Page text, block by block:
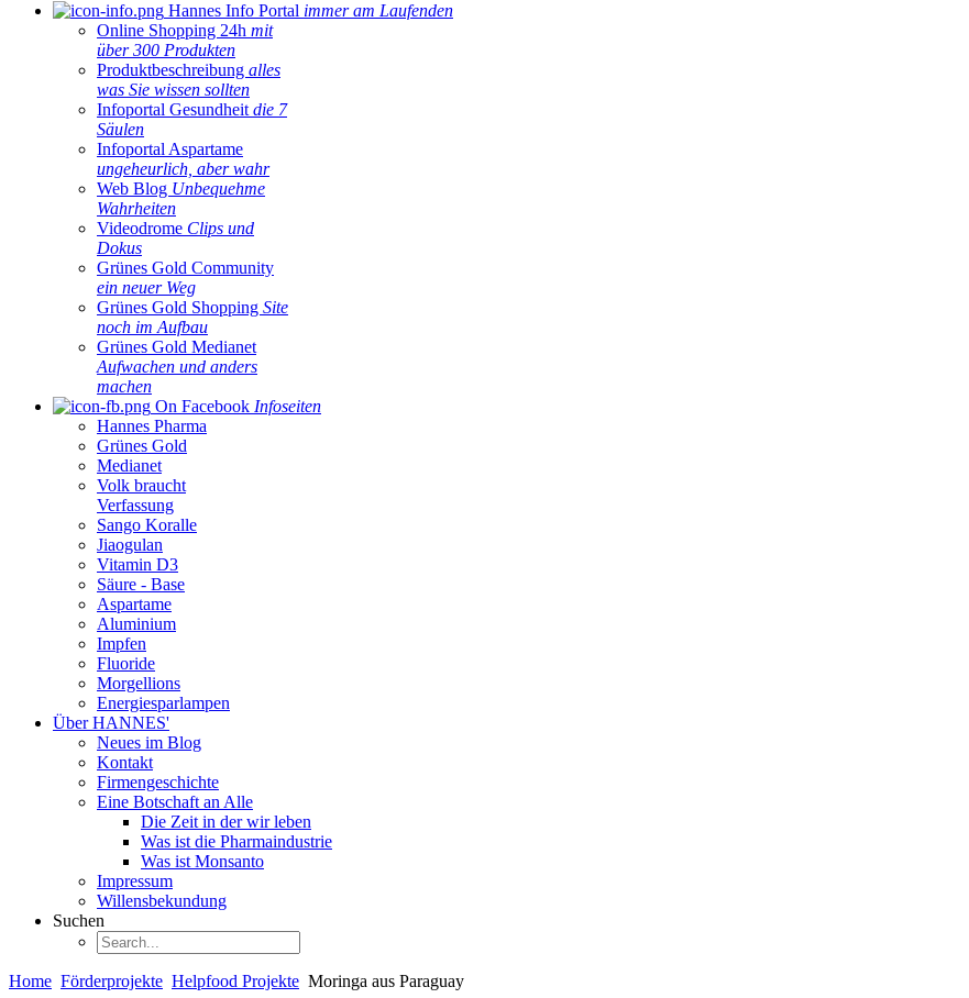
Hannes Info Portal immer am Laufenden
Online Shopping 24h mit
über 300 Produkten
Produktbeschreibung alles
was Sie wissen sollten
Infoportal Gesundheit die 7
Säulen
Infoportal Aspartame
ungeheurlich, aber wahr
Web Blog Unbequehme
Wahrheiten
Videodrome Clips und
Dokus
Grünes Gold Community
ein neuer Weg
Grünes Gold Shopping Site
noch im Aufbau
Grünes Gold Medianet
Aufwachen und anders
machen
On Facebook Infoseiten
Hannes Pharma
Grünes Gold
Medianet
Volk braucht
Verfassung
Sango Koralle
Jiaogulan
Vitamin D3
Säure - Base
Aspartame
Aluminium
Impfen
Fluoride
Morgellions
Energiesparlampen
Über HANNES'
Neues im Blog
Kontakt
Firmengeschichte
Eine Botschaft an Alle
Die Zeit in der wir leben
Was ist die Pharmaindustrie
Was ist Monsanto
Impressum
Willensbekundung
Suchen
Home Förderprojekte Helpfood Projekte Moringa aus Paraguay